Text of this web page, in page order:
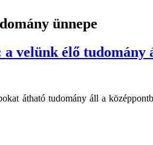
ünnepe
velünk élő tudomány
átható tudomány áll a